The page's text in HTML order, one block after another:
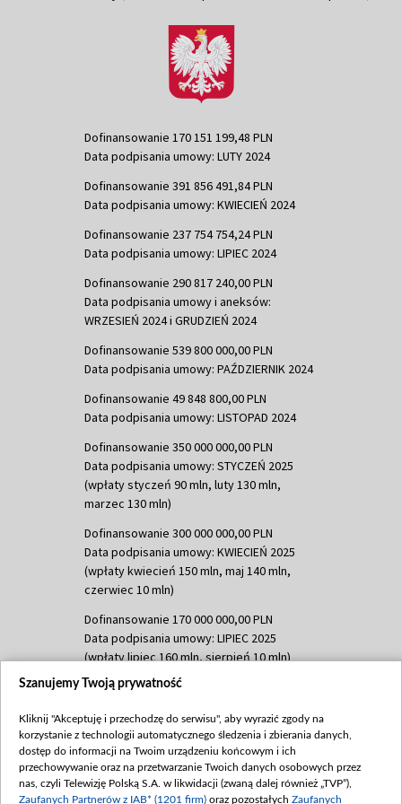
Dofinansowanie 170 151 199,48 PLN
Data podpisania umowy: LUTY 2024
Dofinansowanie 391 856 491,84 PLN
Data podpisania umowy: KWIECIEŃ 2024
Dofinansowanie 237 754 754,24 PLN
Data podpisania umowy: LIPIEC 2024
Dofinansowanie 290 817 240,00 PLN
Data podpisania umowy i aneksów:
WRZESIEŃ 2024 i GRUDZIEŃ 2024
Dofinansowanie 539 800 000,00 PLN
Data podpisania umowy: PAŹDZIERNIK 2024
Dofinansowanie 49 848 800,00 PLN
Data podpisania umowy: LISTOPAD 2024
Dofinansowanie 350 000 000,00 PLN
Data podpisania umowy: STYCZEŃ 2025
(wpłaty styczeń 90 mln, luty 130 mln,
marzec 130 mln)
Dofinansowanie 300 000 000,00 PLN
Data podpisania umowy: KWIECIEŃ 2025
(wpłaty kwiecień 150 mln, maj 140 mln,
czerwiec 10 mln)
Dofinansowanie 170 000 000,00 PLN
Data podpisania umowy: LIPIEC 2025
(wpłaty lipiec 160 mln, sierpień 10 mln)
Dofinansowanie 60 000 000,00 PLN
(wpłata wrzesień 60 mln)
Dofinansowanie 635 783 051,21 PLN
Data podpisania umowy: WRZESIEŃ 2025
(wpłata wrzesień 100 mln, październik 350
Szanujemy Twoją prywatność
Kliknij "Akceptuję i przechodzę do serwisu", aby wyrazić zgody na
korzystanie z technologii automatycznego śledzenia i zbierania danych,
dostęp do informacji na Twoim urządzeniu końcowym i ich
przechowywanie oraz na przetwarzanie Twoich danych osobowych przez
nas, czyli Telewizję Polską S.A. w likwidacji (zwaną dalej również „TVP”),
Zaufanych Partnerów z IAB* (1201 firm) oraz pozostałych Zaufanych